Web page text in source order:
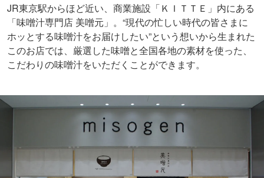
JR東京駅からほど近い、商業施設「ＫＩＴＴＥ」内にある
「味噌汁専門店 美噌元」。“現代の忙しい時代の皆さまに
ホッとする味噌汁をお届けしたい”という想いから生まれた
このお店では、厳選した味噌と全国各地の素材を使った、
こだわりの味噌汁をいただくことができます。